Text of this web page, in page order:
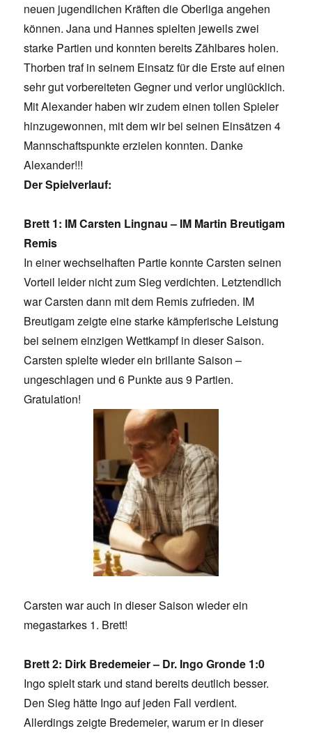
neuen jugendlichen Kräften die Oberliga angehen
können. Jana und Hannes spielten jeweils zwei
starke Partien und konnten bereits Zählbares holen.
Thorben traf in seinem Einsatz für die Erste auf einen
sehr gut vorbereiteten Gegner und verlor unglücklich.
Mit Alexander haben wir zudem einen tollen Spieler
hinzugewonnen, mit dem wir bei seinen Einsätzen 4
Mannschaftspunkte erzielen konnten. Danke
Alexander!!!
Der Spielverlauf:
Brett 1: IM Carsten Lingnau – IM Martin Breutigam
Remis
In einer wechselhaften Partie konnte Carsten seinen
Vorteil leider nicht zum Sieg verdichten. Letztendlich
war Carsten dann mit dem Remis zufrieden. IM
Breutigam zeigte eine starke kämpferische Leistung
bei seinem einzigen Wettkampf in dieser Saison.
Carsten spielte wieder ein brillante Saison –
ungeschlagen und 6 Punkte aus 9 Partien.
Gratulation!
Carsten war auch in dieser Saison wieder ein
megastarkes 1. Brett!
Brett 2: Dirk Bredemeier – Dr. Ingo Gronde 1:0
Ingo spielt stark und stand bereits deutlich besser.
Den Sieg hätte Ingo auf jeden Fall verdient.
Allerdings zeigte Bredemeier, warum er in dieser